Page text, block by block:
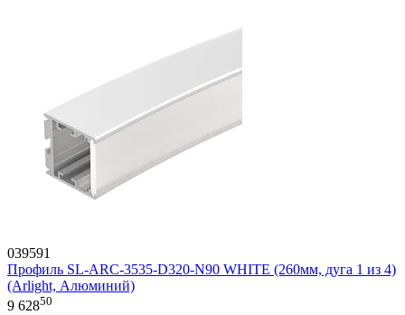
039591
Профиль SL-ARC-3535-D320-N90 WHITE (260мм, дуга 1 из 4)
(Arlight, Алюминий)
9 62850